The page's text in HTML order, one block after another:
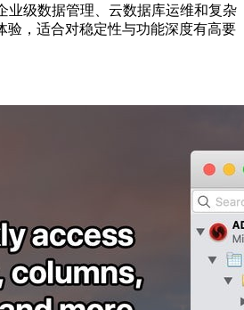
业级数据管理、云数据库运维和复杂
验，适合对稳定性与功能深度有高要